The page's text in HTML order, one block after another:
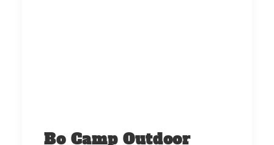
Bo Camp Outdoor